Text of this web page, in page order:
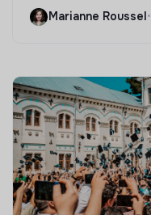
Marianne Roussel•